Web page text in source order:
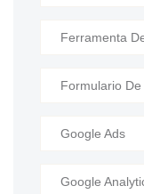
Ferramenta
Formulario
Google Ads
Google